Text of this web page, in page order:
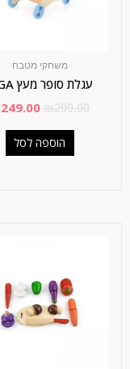
משחקי מטבח
עגלת סופר מעץ VIGA
249.00
הוספה לסל